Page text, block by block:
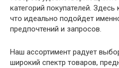
категорий покупателей.
что идеально подойдет
предпочтений и запросов.
Наш ассортимент радует
широкий спектр товаров,